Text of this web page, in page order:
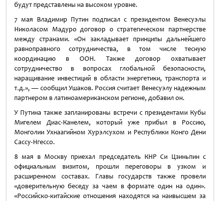
будут представлены на высоком уровне.
7 мая Владимир Путин подписал с президентом Венесуэлы
Николасом Мадуро договор о стратегическом партнерстве
между странами. «Он закладывает принципы дальнейшего
равноправного сотрудничества, в том числе тесную
координацию в ООН. Также договор охватывает
сотрудничество в вопросах глобальной безопасности,
наращивание инвестиций в области энергетики, транспорта и
т.д.», — сообщил Ушаков. Россия считает Венесуэлу надежным
партнером в латиноамериканском регионе, добавил он.
У Путина также запланированы встречи с президентами Кубы
Мигелем Диас-Канелем, который уже прибыл в Россию,
Монголии Ухнаагийном Хурэлсухом и Республики Конго Дени
Сассу-Нгессо.
8 мая в Москву приехал председатель КНР Си Цзиньпин с
официальным визитом, прошли переговоры в узком и
расширенном составах. Главы государств также провели
«доверительную беседу за чаем в формате один на один».
«Российско-китайские отношения находятся на наивысшем за